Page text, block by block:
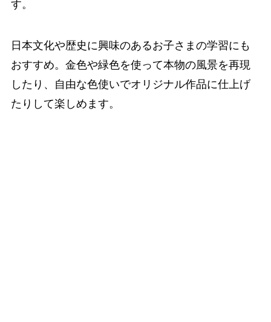
す。
日本文化や歴史に興味のあるお子さまの学習にも
おすすめ。金色や緑色を使って本物の風景を再現
したり、自由な色使いでオリジナル作品に仕上げ
たりして楽しめます。